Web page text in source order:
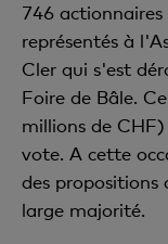
746
représentés à
Cler qui s'est
Foire de Bâle.
millions de
vote. A cette
des
large majorité.